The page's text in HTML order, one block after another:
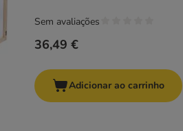
36,49 €
Sem avaliações
Adicionar ao carrinho